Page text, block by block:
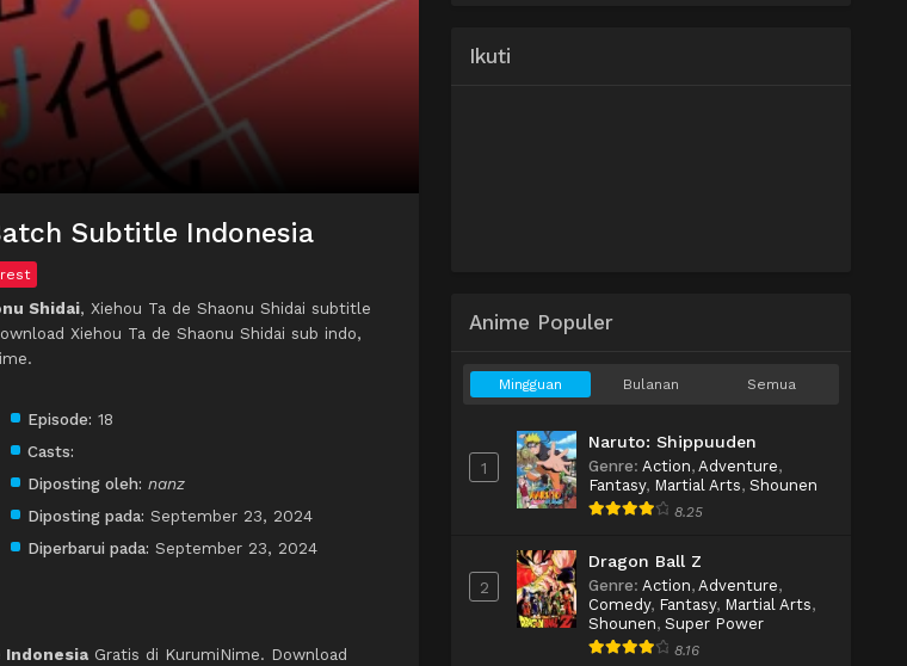
Subtitle Indonesia
Shidai, Xiehou Ta de Shaonu Shidai subtitle
Xiehou Ta de Shaonu Shidai sub indo,
Episode: 18
Casts:
Diposting oleh: nanz
Diposting pada: September 23, 2024
Diperbarui pada: September 23, 2024
Indonesia Gratis di KurumiNime. Download
Ikuti
Anime Populer
Mingguan Bulanan Semua
1
Naruto: Shippuuden
Genre: Action, Adventure,
Fantasy, Martial Arts, Shounen
8.25
2
Dragon Ball Z
Genre: Action, Adventure,
Comedy, Fantasy, Martial Arts,
Shounen, Super Power
8.16